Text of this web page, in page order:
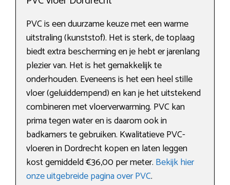
PVC is een duurzame keuze met een warme
uitstraling (kunststof). Het is sterk, de toplaag
biedt extra bescherming en je hebt er jarenlang
plezier van. Het is het gemakkelijk te
onderhouden. Eveneens is het een heel stille
vloer (geluiddempend) en kan je het uitstekend
combineren met vloerverwarming. PVC kan
prima tegen water en is daarom ook in
badkamers te gebruiken. Kwalitatieve PVC-
vloeren in Dordrecht kopen en laten leggen
kost gemiddeld €36,00 per meter. Bekijk hier
onze uitgebreide pagina over PVC.